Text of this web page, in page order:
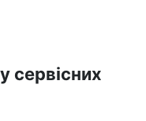
сервісних